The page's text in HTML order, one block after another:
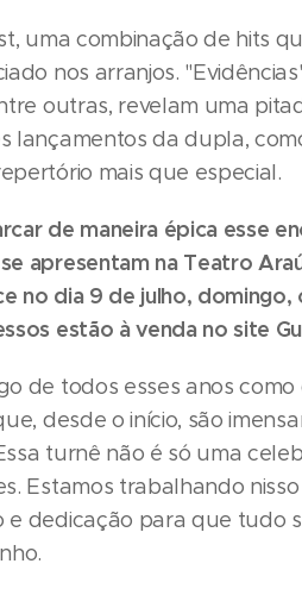
uma combinação de hits
nos arranjos.
outras, revelam uma
lançamentos da dupla,
mais que especial.
de maneira épica esse
apresentam na Teatro
no dia 9 de julho,
estão à venda no site
de todos esses anos
desde o início, são
turnê não é só uma
Estamos trabalhando
e dedicação para que tudo